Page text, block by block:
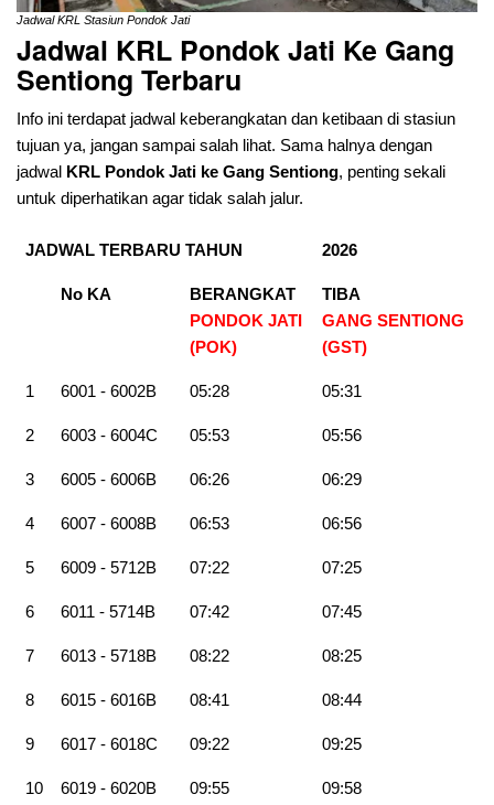
Jadwal KRL Stasiun Pondok Jati
Jadwal KRL Pondok Jati Ke Gang
Sentiong Terbaru
Info ini terdapat jadwal keberangkatan dan ketibaan di stasiun
tujuan ya, jangan sampai salah lihat. Sama halnya dengan
jadwal KRL Pondok Jati ke Gang Sentiong, penting sekali
untuk diperhatikan agar tidak salah jalur.
JADWAL TERBARU TAHUN 2026
No KA
BERANGKAT
PONDOK JATI
(POK)
TIBA
GANG SENTIONG
(GST)
1 6001 - 6002B 05:28 05:31
2 6003 - 6004C 05:53 05:56
3 6005 - 6006B 06:26 06:29
4 6007 - 6008B 06:53 06:56
5 6009 - 5712B 07:22 07:25
6 6011 - 5714B 07:42 07:45
7 6013 - 5718B 08:22 08:25
8 6015 - 6016B 08:41 08:44
9 6017 - 6018C 09:22 09:25
10 6019 - 6020B 09:55 09:58